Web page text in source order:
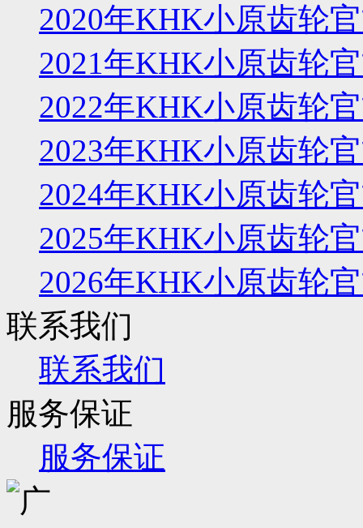
2020年KHK小原齿轮
2021年KHK小原齿轮
2022年KHK小原齿轮
2023年KHK小原齿轮
2024年KHK小原齿轮
2025年KHK小原齿轮
2026年KHK小原齿轮
联系我们
联系我们
服务保证
服务保证